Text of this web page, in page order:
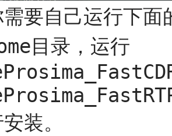
要自己运行下面
目录，运行
装。